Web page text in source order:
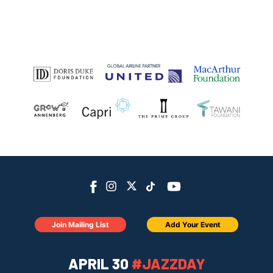
APRIL 30 #JAZZDAY
Join Mailing List Add Your Event